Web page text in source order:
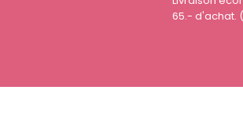
65.- d'achat.